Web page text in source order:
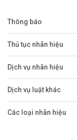
Thông báo
Thủ tục nhãn hiệu
Dịch vụ nhãn hiệu
Dịch vụ luật khác
Các loại nhãn hiệu